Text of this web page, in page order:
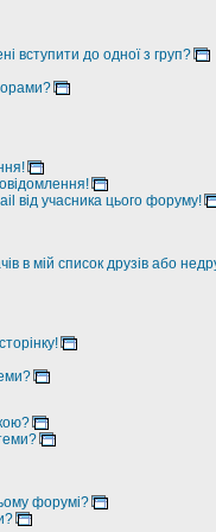
вступити до одної з груп?
від учасника цього форуму!
в мій список друзів або
форумі?